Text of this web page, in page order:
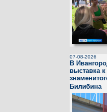
07-08-2026
В
выставка
Билибина